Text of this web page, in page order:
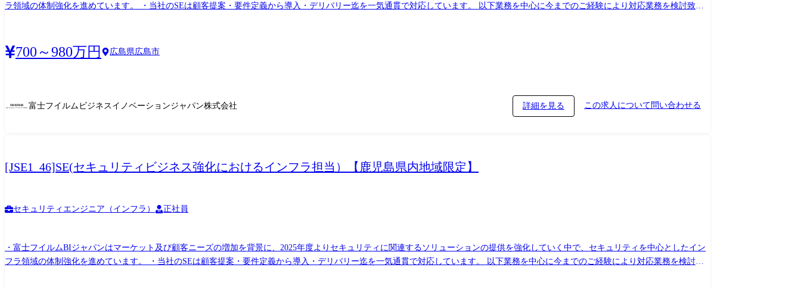
ラ領域の体制強化を進めています。 ・当社のSEは顧客提案・要件定義から導入・デリバリー迄を一気通貫で対応しています。 以下業務を中心に今までのご経験により対応業務を検討致し
ュリティを中心としたインフラ領域の上流工程からのアプローチ (セキュリティアセスメントやゼロトラストセキュリティのロードマップ策定・推進他) ※当社の顧客向けIT基盤領域を中心
に対応いただきます。
700～980万円 広島県広島市
富士フイルムビジネスイノベーションジャパン株式会社 詳細を見る この求人について問い合わせる
[JSE1_46]SE(セキュリティビジネス強化におけるインフラ担当）【鹿児島県内地域限定】
セキュリティエンジニア（インフラ） 正社員
・富士フイルムBIジャパンはマーケット及び顧客ニーズの増加を背景に、2025年度よりセキュリティに関連するソリューションの提供を強化していく中で、セキュリティを中心としたイン
フラ領域の体制強化を進めています。 ・当社のSEは顧客提案・要件定義から導入・デリバリー迄を一気通貫で対応しています。 以下業務を中心に今までのご経験により対応業務を検討致